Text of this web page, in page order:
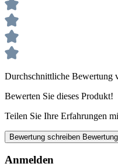
Durchschnittliche Bewertung
Bewerten Sie dieses Produkt!
Teilen Sie Ihre Erfahrungen
Bewertung schreiben
Anmelden